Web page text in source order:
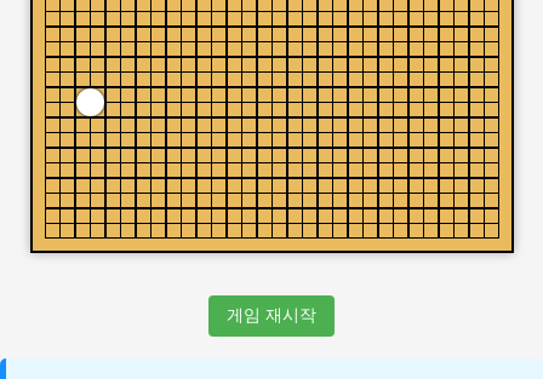
게임 재시작